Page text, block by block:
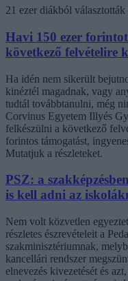
21 ezer diákból
Havi 150 ezer
következő felvételire
Ha idén nem sikerült
kinéztél magadnak, vagy
tudtál továbbtanulni, még
Corvinus Egyetem Illyés
felkészülni a következő
forintos támogatást,
Mutatjuk a részleteket.
PSZ: a
is kell adni az
Nem volt közvetlen
részletes észrevételeit a
szakminisztériumnak,
kancellári rendszer
elnevezés kivezetését és